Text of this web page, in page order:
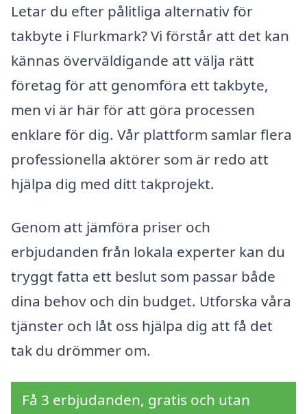
Letar du efter pålitliga alternativ för
takbyte i Flurkmark? Vi förstår att det kan
kännas överväldigande att välja rätt
företag för att genomföra ett takbyte,
men vi är här för att göra processen
enklare för dig. Vår plattform samlar flera
professionella aktörer som är redo att
hjälpa dig med ditt takprojekt.
Genom att jämföra priser och
erbjudanden från lokala experter kan du
tryggt fatta ett beslut som passar både
dina behov och din budget. Utforska våra
tjänster och låt oss hjälpa dig att få det
tak du drömmer om.
Få 3 erbjudanden, gratis och utan